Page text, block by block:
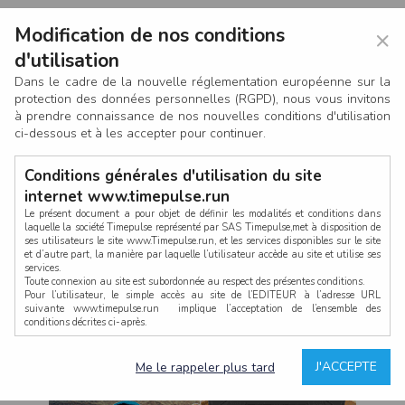
CONNEXION
×
Modification de nos conditions
d'utilisation
Dans le cadre de la nouvelle réglementation européenne sur la
protection des données personnelles (RGPD), nous vous invitons
à prendre connaissance de nos nouvelles conditions d'utilisation
ci-dessous et à les accepter pour continuer.
Conditions générales d'utilisation du site
internet www.timepulse.run
Le présent document a pour objet de définir les modalités et conditions dans
laquelle la société Timepulse représenté par SAS Timepulse,met à disposition de
ses utilisateurs le site www.Timepulse.run, et les services disponibles sur le site
et d’autre part, la manière par laquelle l’utilisateur accède au site et utilise ses
services.
Toute connexion au site est subordonnée au respect des présentes conditions.
Pour l’utilisateur, le simple accès au site de l’EDITEUR à l’adresse URL
suivante www.timepulse.run implique l’acceptation de l’ensemble des
conditions décrites ci-après.
La structure générale du site www.timepulse.run, par quelque procédé que ce
soit, sans l'autorisation préalable et par écrit de Fourcherot Mickael et/ou de ses
J'ACCEPTE
Me le rappeler plus tard